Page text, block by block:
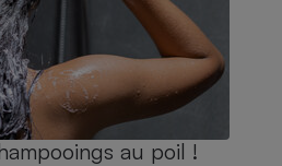
au poil !